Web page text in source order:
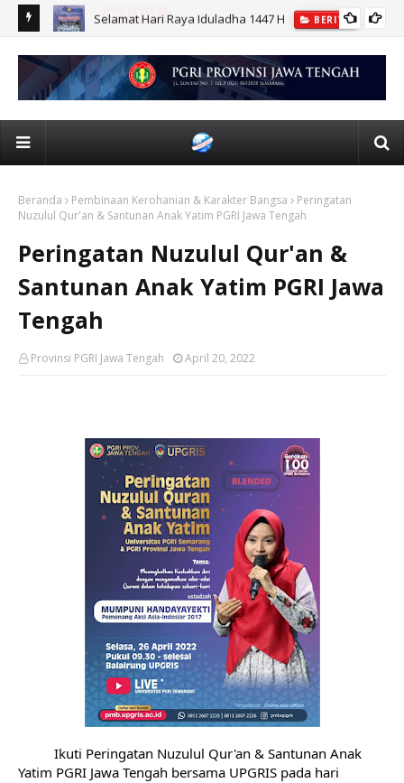
Selamat Hari Raya Iduladha 1447 H BERITA
Beranda Pembinaan Kerohanian & Karakter Bangsa
Peringatan
Nuzulul Qur'an & Santunan Anak Yatim PGRI Jawa Tengah
Peringatan Nuzulul Qur'an &
Santunan Anak Yatim PGRI Jawa
Tengah
Provinsi PGRI Jawa Tengah April 20, 2022
Ikuti Peringatan Nuzulul Qur'an & Santunan Anak
Yatim PGRI Jawa Tengah bersama UPGRIS pada hari